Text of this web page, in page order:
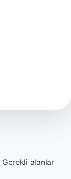
Gerekli alanlar